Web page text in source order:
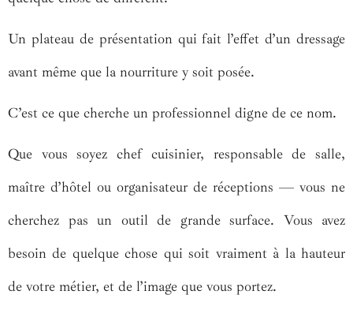
Un plateau de présentation qui fait l’effet d’un dressage
avant même que la nourriture y soit posée.
C’est ce que cherche un professionnel digne de ce nom.
Que vous soyez chef cuisinier, responsable de salle,
maître d’hôtel ou organisateur de réceptions — vous ne
cherchez pas un outil de grande surface. Vous avez
besoin de quelque chose qui soit vraiment à la hauteur
de votre métier, et de l’image que vous portez.